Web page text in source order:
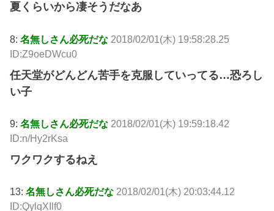
夏くらいから凄そうだなあ
8:名無しさん必死だな 2018/02/01(木) 19:58:28.25
ID:Z9oeDWcu0
任天堂がどんどん苦手を克服していってる…恐ろし
い子
9:名無しさん必死だな 2018/02/01(木) 19:59:18.42
ID:n/Hy2rKsa
ワクワクするねえ
13:名無しさん必死だな 2018/02/01(木) 20:03:44.12
ID:QylqXIlf0